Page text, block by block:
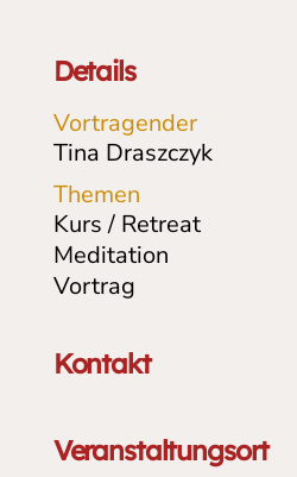
Details
Vortragender
Tina Draszczyk
Themen
Kurs / Retreat
Meditation
Vortrag
Kontakt
Veranstaltungsort